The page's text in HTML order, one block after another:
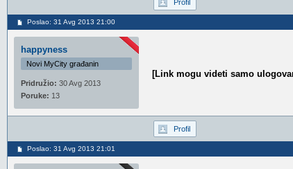
Profil
Poslao: 31 Avg 2013 21:00
happyness
Novi MyCity građanin
Pridružio: 30 Avg 2013
Poruke: 13
[Link mogu videti samo
Profil
Poslao: 31 Avg 2013 21:01